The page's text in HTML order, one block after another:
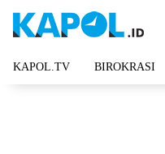
KAPOL.TV BIROKRASI